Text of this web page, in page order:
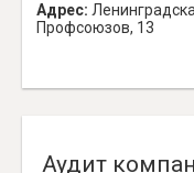
Адрес:
Профсоюзов, 13
Аудит